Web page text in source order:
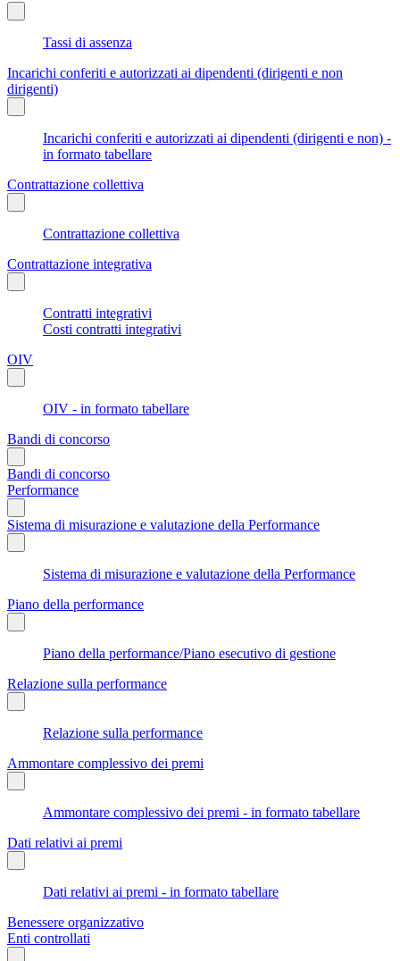
Tassi di assenza
Incarichi conferiti e autorizzati ai dipendenti (dirigenti e non
dirigenti)
Incarichi conferiti e autorizzati ai dipendenti (dirigenti e non) -
in formato tabellare
Contrattazione collettiva
Contrattazione collettiva
Contrattazione integrativa
Contratti integrativi
Costi contratti integrativi
OIV
OIV - in formato tabellare
Bandi di concorso
Bandi di concorso
Performance
Sistema di misurazione e valutazione della Performance
Sistema di misurazione e valutazione della Performance
Piano della performance
Piano della performance/Piano esecutivo di gestione
Relazione sulla performance
Relazione sulla performance
Ammontare complessivo dei premi
Ammontare complessivo dei premi - in formato tabellare
Dati relativi ai premi
Dati relativi ai premi - in formato tabellare
Benessere organizzativo
Enti controllati